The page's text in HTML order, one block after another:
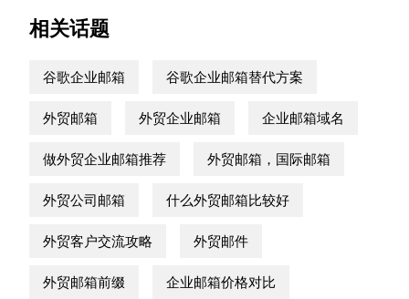
相关话题
谷歌企业邮箱 谷歌企业邮箱替代方案
外贸邮箱 外贸企业邮箱 企业邮箱域名
做外贸企业邮箱推荐 外贸邮箱，国际邮箱
外贸公司邮箱 什么外贸邮箱比较好
外贸客户交流攻略 外贸邮件
外贸邮箱前缀 企业邮箱价格对比